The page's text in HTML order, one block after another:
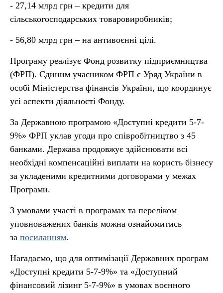
- 27,14 млрд грн – кредити для
сільськогосподарських товаровиробників;
- 56,80 млрд грн – на антивоєнні цілі.
Програму реалізує Фонд розвитку підприємництва
(ФРП). Єдиним учасником ФРП є Уряд України в
особі Міністерства фінансів України, що координує
усі аспекти діяльності Фонду.
За Державною програмою «Доступні кредити 5-7-
9%» ФРП уклав угоди про співробітництво з 45
банками. Держава продовжує здійснювати всі
необхідні компенсаційні виплати на користь бізнесу
за укладеними кредитними договорами у межах
Програми.
З умовами участі в програмах та переліком
уповноважених банків можна ознайомитись
за посиланням.
Нагадаємо, що для оптимізації Державних програм
«Доступні кредити 5-7-9%» та «Доступний
фінансовий лізинг 5-7-9%» в умовах воєнного